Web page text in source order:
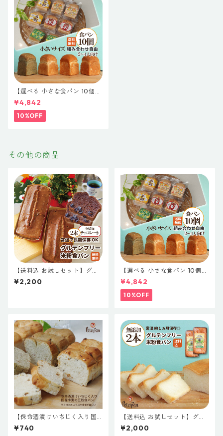
【選べる 小さな食パン 10個】
米粉食パンと国産小麦食パン
小さなサイズの食パン 組み合
わせ自由 無添加 天然酵母 食パ
ン 簡単 小さい 小さな 米粉パ
¥4,842
10%OFF
その他の商品
【送料込 お試しセット】グル
テンフリー米粉パン チョコレ
ート ２本セット 常温保存 米粉
包装 日持ち 朝食 おやつ スー
パー 東京 プレゼント 保存食
非常食
¥2,200
【選べる 小さな食パン 10個】
米粉食パンと国産小麦食パン
小さなサイズの食パン 組み合
わせ自由 無添加 天然酵母 食パ
ン 簡単 小さい 小さな 米粉パ
米 五穀 よもぎ プレゼント
¥4,842
10%OFF
【保命酒漬けいちじく入り国
産小麦の五穀パン】パン お取
り寄せ 保存料不使用 無添加 天
¥740
【送料込 お試しセット】グル
テンフリー米粉パン ２本セッ
ト 無添加 常温保存 米粉パン
¥2,000